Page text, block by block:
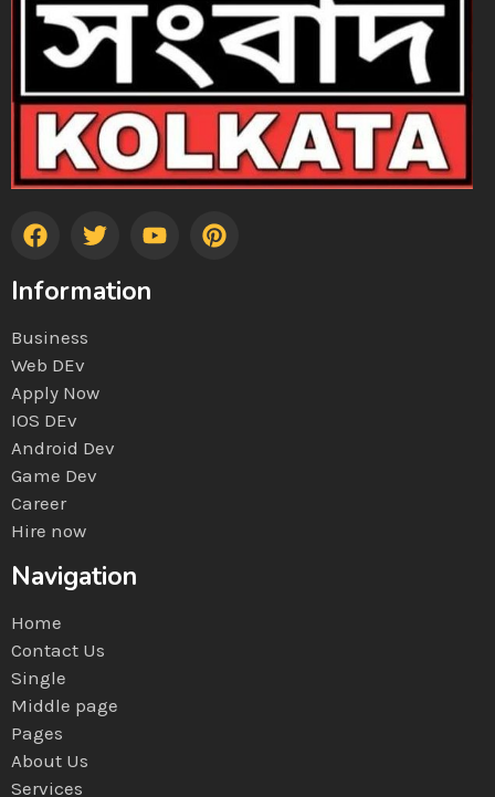
Information
Business
Web DEv
Apply Now
IOS DEv
Android Dev
Game Dev
Career
Hire now
Navigation
Home
Contact Us
Single
Middle page
Pages
About Us
Services